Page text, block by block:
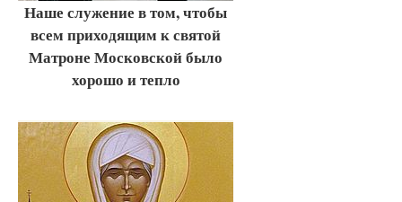
Наше служение в том, чтобы
всем приходящим к святой
Матроне Московской было
хорошо и тепло